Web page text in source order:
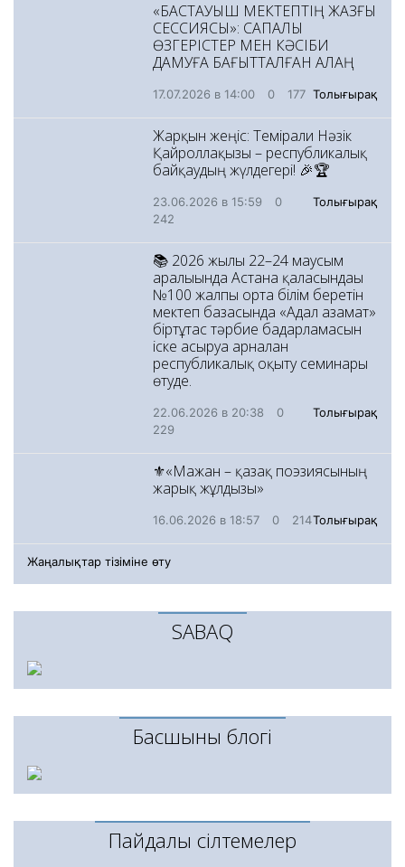
«БАСТАУЫШ МЕКТЕПТІҢ ЖАЗҒЫ
СЕССИЯСЫ»: САПАЛЫ
ӨЗГЕРІСТЕР МЕН КӘСІБИ
ДАМУҒА БАҒЫТТАЛҒАН АЛАҢ
Толығырақ
17.07.2026 в 14:00 0 177
Жарқын жеңіс: Темірғали Нәзік
Қайроллақызы – республикалық
байқаудың жүлдегері! 🎉🏆
Толығырақ
23.06.2026 в 15:59
0
242
📚 2026 жылғы 22–24 маусым
аралығында Астана қаласындағы
№100 жалпы орта білім беретін
мектеп базасында «Адал азамат»
біртұтас тәрбие бағдарламасын
іске асыруға арналған
республикалық оқыту семинары
өтуде.
Толығырақ
22.06.2026 в 20:38
0
229
⚜️«Мағжан – қазақ поэзиясының
жарық жұлдызы»
Толығырақ
16.06.2026 в 18:57 0 214
Жаңалықтар тізіміне өту
SABAQ
Басшының блогі
Пайдалы сілтемелер